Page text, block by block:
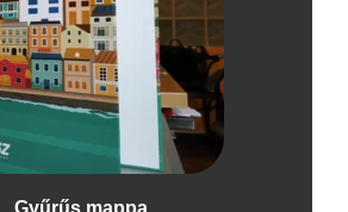
Gyűrűs mappa